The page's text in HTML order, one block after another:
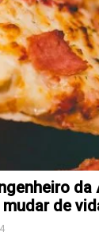
de